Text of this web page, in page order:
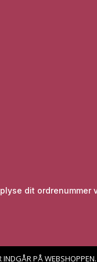
dit ordrenummer
INDGÅR PÅ WEBSHOPPEN.